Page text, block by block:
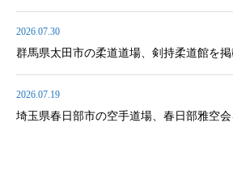
2026.07.30
群馬県太田市の柔道道場、剣持柔道館を掲
2026.07.19
埼玉県春日部市の空手道場、春日部雅空会